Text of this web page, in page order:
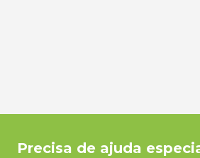
Precisa de ajuda